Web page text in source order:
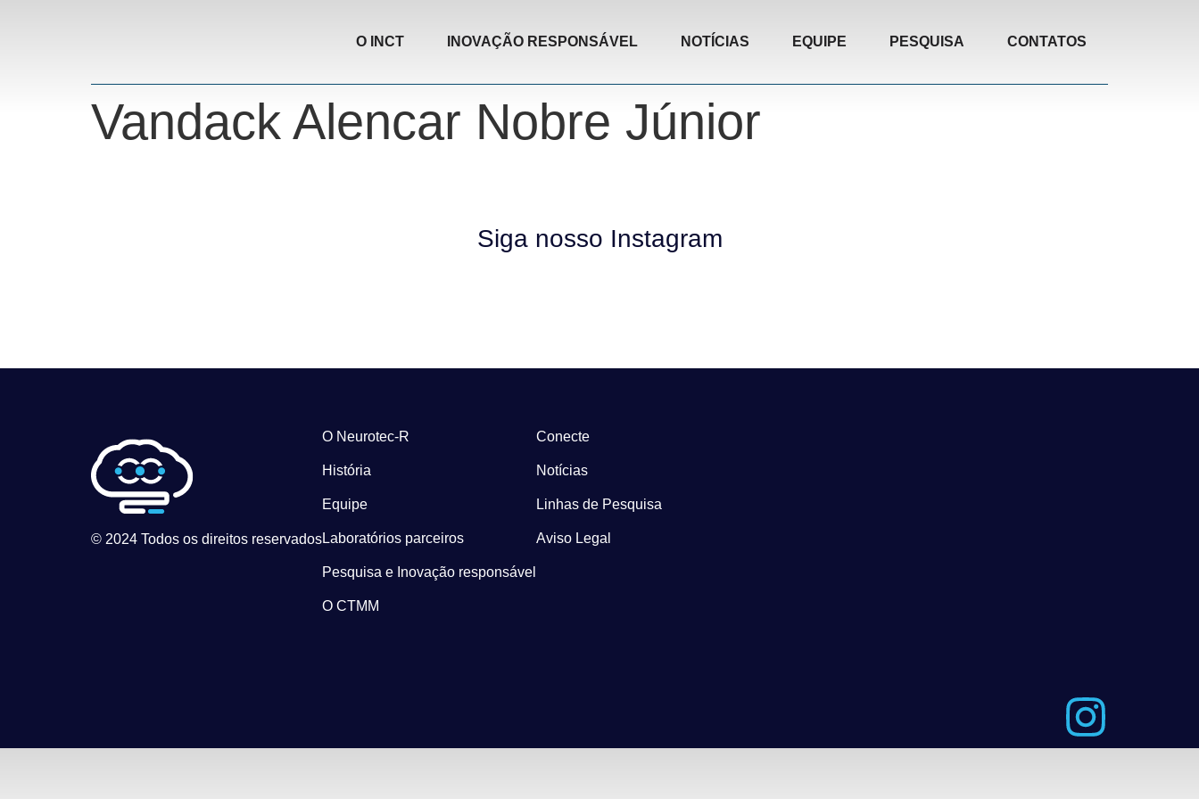
O INCT INOVAÇÃO RESPONSÁVEL NOTÍCIAS EQUIPE PESQUISA CONTATOS
Vandack Alencar Nobre Júnior
Siga nosso Instagram
© 2024 Todos os direitos reservados
O Neurotec-R
História
Equipe
Laboratórios parceiros
Pesquisa e Inovação responsável
O CTMM
Conecte
Notícias
Linhas de Pesquisa
Aviso Legal